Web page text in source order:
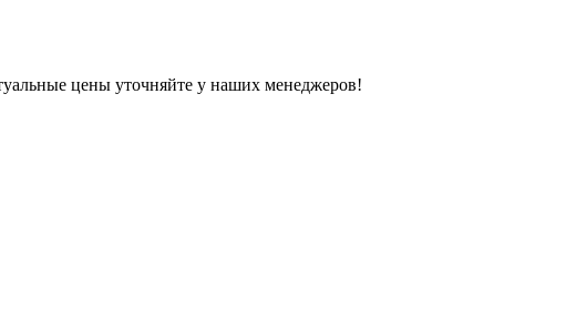
цены уточняйте у наших менеджеров!